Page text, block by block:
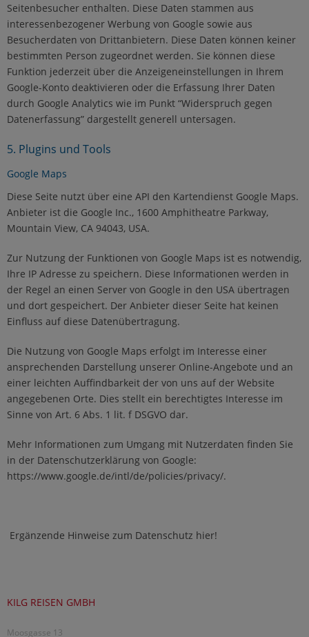
Seitenbesucher enthalten. Diese Daten stammen aus
interessenbezogener Werbung von Google sowie aus
Besucherdaten von Drittanbietern. Diese Daten können keiner
bestimmten Person zugeordnet werden. Sie können diese
Funktion jederzeit über die Anzeigeneinstellungen in Ihrem
Google-Konto deaktivieren oder die Erfassung Ihrer Daten
durch Google Analytics wie im Punkt “Widerspruch gegen
Datenerfassung” dargestellt generell untersagen.
5. Plugins und Tools
Google Maps
Diese Seite nutzt über eine API den Kartendienst Google Maps.
Anbieter ist die Google Inc., 1600 Amphitheatre Parkway,
Mountain View, CA 94043, USA.
Zur Nutzung der Funktionen von Google Maps ist es notwendig,
Ihre IP Adresse zu speichern. Diese Informationen werden in
der Regel an einen Server von Google in den USA übertragen
und dort gespeichert. Der Anbieter dieser Seite hat keinen
Einfluss auf diese Datenübertragung.
Die Nutzung von Google Maps erfolgt im Interesse einer
ansprechenden Darstellung unserer Online-Angebote und an
einer leichten Auffindbarkeit der von uns auf der Website
angegebenen Orte. Dies stellt ein berechtigtes Interesse im
Sinne von Art. 6 Abs. 1 lit. f DSGVO dar.
Mehr Informationen zum Umgang mit Nutzerdaten finden Sie
in der Datenschutzerklärung von Google:
https://www.google.de/intl/de/policies/privacy/.
Ergänzende Hinweise zum Datenschutz hier!
KILG REISEN GMBH
Moosgasse 13